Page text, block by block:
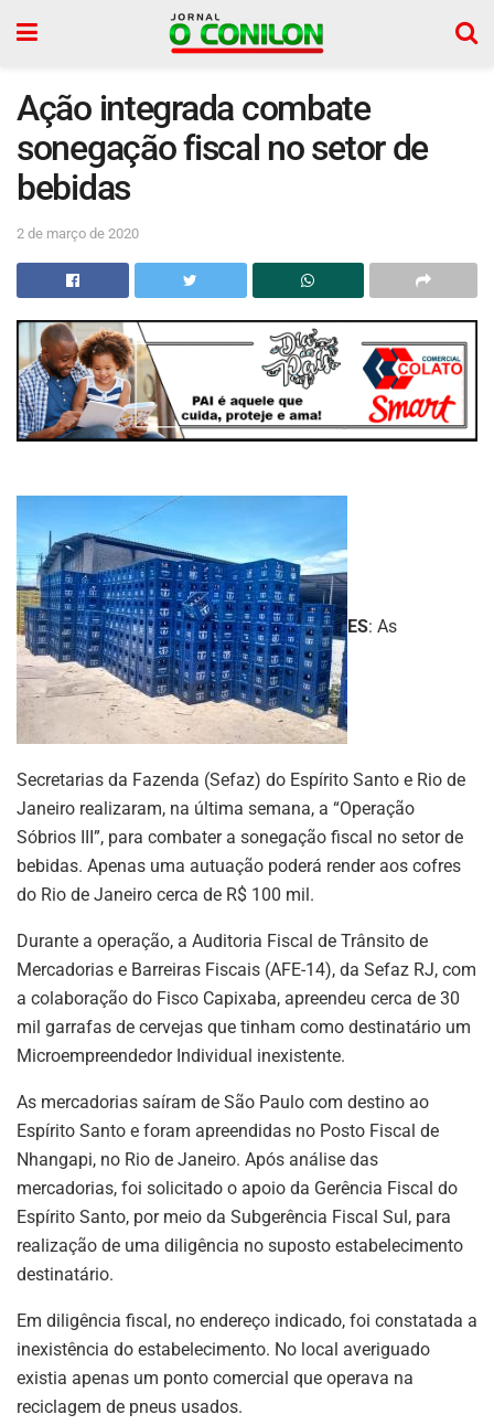
Ação integrada combate
sonegação fiscal no setor de
bebidas
2 de março de 2020
ES: As
Secretarias da Fazenda (Sefaz) do Espírito Santo e Rio de
Janeiro realizaram, na última semana, a “Operação
Sóbrios III”, para combater a sonegação fiscal no setor de
bebidas. Apenas uma autuação poderá render aos cofres
do Rio de Janeiro cerca de R$ 100 mil.
Durante a operação, a Auditoria Fiscal de Trânsito de
Mercadorias e Barreiras Fiscais (AFE-14), da Sefaz RJ, com
a colaboração do Fisco Capixaba, apreendeu cerca de 30
mil garrafas de cervejas que tinham como destinatário um
Microempreendedor Individual inexistente.
As mercadorias saíram de São Paulo com destino ao
Espírito Santo e foram apreendidas no Posto Fiscal de
Nhangapi, no Rio de Janeiro. Após análise das
mercadorias, foi solicitado o apoio da Gerência Fiscal do
Espírito Santo, por meio da Subgerência Fiscal Sul, para
realização de uma diligência no suposto estabelecimento
destinatário.
Em diligência fiscal, no endereço indicado, foi constatada a
inexistência do estabelecimento. No local averiguado
existia apenas um ponto comercial que operava na
reciclagem de pneus usados.